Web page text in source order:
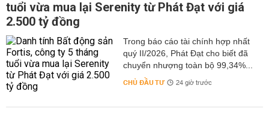
tuổi vừa mua lại Serenity từ Phát Đạt với giá
2.500 tỷ đồng
Trong báo cáo tài chính hợp nhất
quý II/2026, Phát Đạt cho biết đã
chuyển nhượng toàn bộ 99,34%...
CHỦ ĐẦU TƯ 24 giờ trước